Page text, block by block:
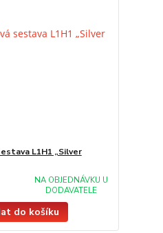
L1H1 „Silver
NA OBJEDNÁVKU U
DODAVATELE
do košíku